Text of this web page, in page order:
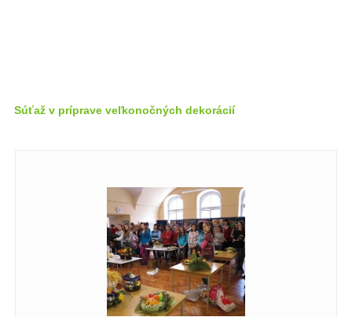
Súťaž v príprave veľkonočných dekorácií